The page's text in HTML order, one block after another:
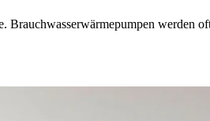
Brauchwasserwärmepumpen werden